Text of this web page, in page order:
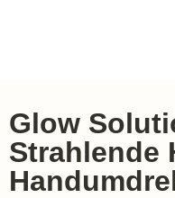
Glow
Strahlende